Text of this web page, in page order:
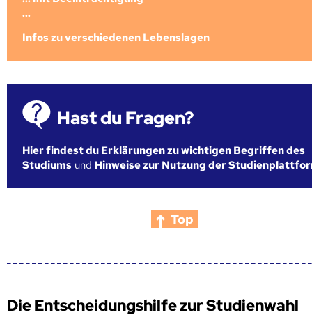
...
Infos zu verschiedenen Lebenslagen
Hast du Fragen?
Hier findest du Erklärungen zu wichtigen Begriffen des
Studiums und Hinweise zur Nutzung der
Top
Die Entscheidungshilfe zur Studienwahl